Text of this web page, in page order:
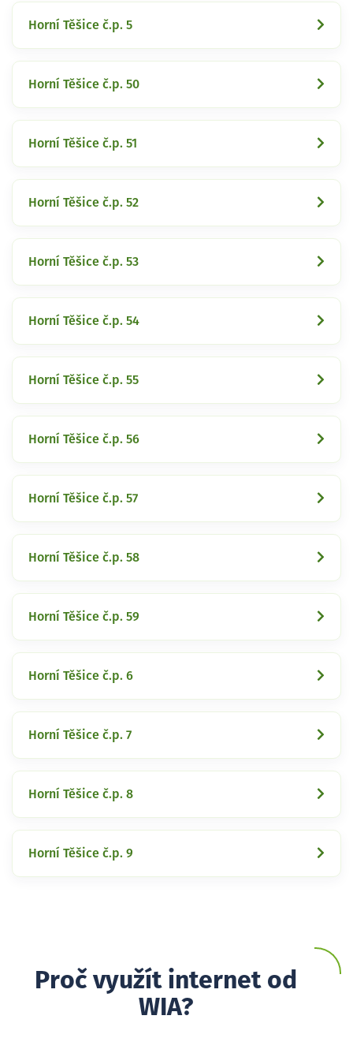
Horní Těšice č.p. 5
Horní Těšice č.p. 50
Horní Těšice č.p. 51
Horní Těšice č.p. 52
Horní Těšice č.p. 53
Horní Těšice č.p. 54
Horní Těšice č.p. 55
Horní Těšice č.p. 56
Horní Těšice č.p. 57
Horní Těšice č.p. 58
Horní Těšice č.p. 59
Horní Těšice č.p. 6
Horní Těšice č.p. 7
Horní Těšice č.p. 8
Horní Těšice č.p. 9
Proč využít internet od
WIA?